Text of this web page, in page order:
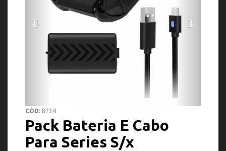
CÓD: 8734
Pack Bateria E Cabo
Para Series S/x